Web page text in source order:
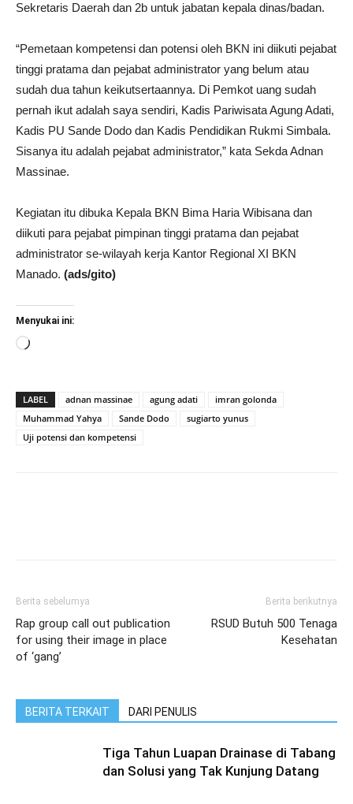
Sekretaris Daerah dan 2b untuk jabatan kepala dinas/badan.
“Pemetaan kompetensi dan potensi oleh BKN ini diikuti pejabat
tinggi pratama dan pejabat administrator yang belum atau
sudah dua tahun keikutsertaannya. Di Pemkot uang sudah
pernah ikut adalah saya sendiri, Kadis Pariwisata Agung Adati,
Kadis PU Sande Dodo dan Kadis Pendidikan Rukmi Simbala.
Sisanya itu adalah pejabat administrator,” kata Sekda Adnan
Massinae.
Kegiatan itu dibuka Kepala BKN Bima Haria Wibisana dan
diikuti para pejabat pimpinan tinggi pratama dan pejabat
administrator se-wilayah kerja Kantor Regional XI BKN
Manado. (ads/gito)
Menyukai ini:
Memuat...
LABEL adnan massinae agung adati
imran golonda
Muhammad Yahya
Sande Dodo
sugiarto yunus
Uji potensi dan kompetensi
Berita sebelumya
Rap group call out publication
for using their image in place
of ‘gang’
Berita berikutnya
RSUD Butuh 500 Tenaga
Kesehatan
BERITA TERKAIT DARI PENULIS
Tiga Tahun Luapan Drainase di Tabang
dan Solusi yang Tak Kunjung Datang